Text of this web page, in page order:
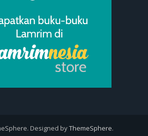
Designed byThemeSphere.